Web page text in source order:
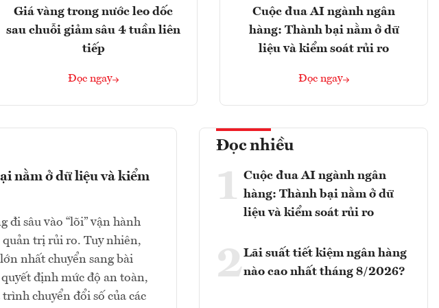
Giá vàng trong nước leo dốc
sau chuỗi giảm sâu 4 tuần liên
tiếp
Đọc ngay
Cuộc đua AI ngành ngân
hàng: Thành bại nằm ở dữ
liệu và kiểm soát rủi ro
Đọc ngay
nằm ở dữ liệu và kiểm
đi sâu vào “lõi” vận hành
quản trị rủi ro. Tuy nhiên,
nhất chuyển sang bài
định mức độ an toàn,
chuyển đổi số của các
Đọc nhiều
1 Cuộc đua AI ngành ngân
hàng: Thành bại nằm ở dữ
liệu và kiểm soát rủi ro
2Lãi suất tiết kiệm ngân hàng
nào cao nhất tháng 8/2026?